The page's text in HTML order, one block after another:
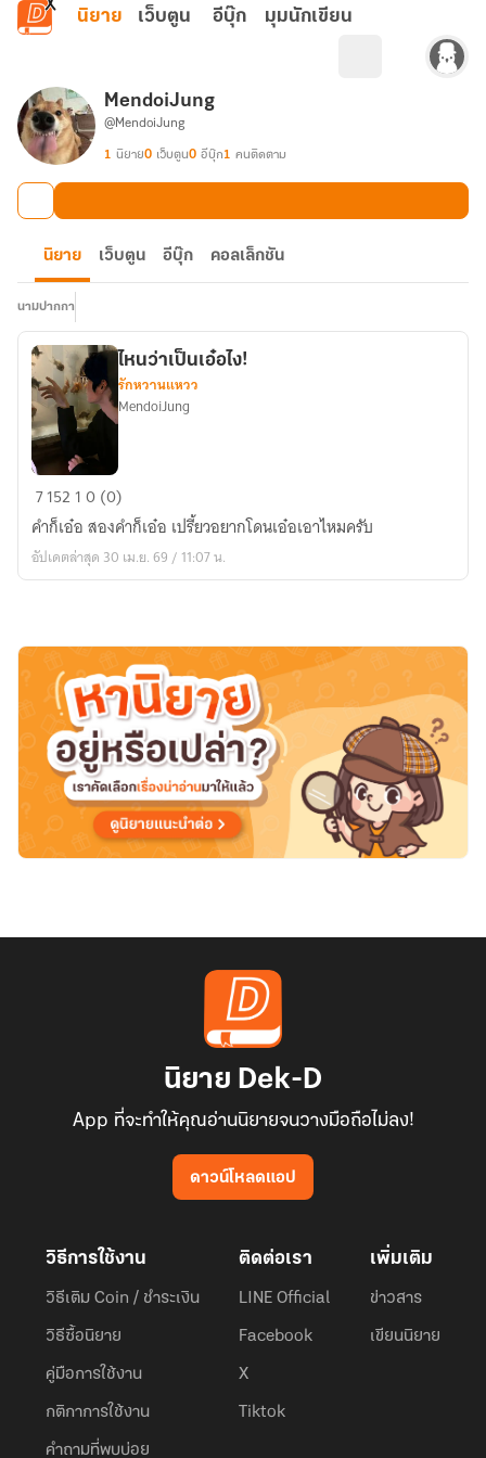
ข้ามไปยังเนื้อหาหลัก
นิยาย เว็บตูน อีบุ๊ก มุมนักเขียน
MendoiJung
@MendoiJung
1 นิยาย0 เว็บตูน0 อีบุ๊ก1 คนติดตาม
นิยาย เว็บตูน อีบุ๊ก คอลเล็กชัน
นามปากกา
ไหน
ว่า
เป็น
เอ๋
ไหนว่าเป็นเอ๋อไง!
รักหวานแหวว
MendoiJung
7152 10 (0)
คำก็เอ๋อ สองคำก็เอ๋อ เปรี้ยวอยากโดนเอ๋อเอาไหมครับ
อัปเดตล่าสุด 30 เม.ย. 69 / 11:07 น.
นิยาย Dek-D
App ที่จะทำให้คุณอ่านนิยายจนวางมือถือไม่ลง!
ดาวน์โหลดแอป
วิธีการใช้งาน
วิธีเติม Coin / ชำระเงิน
วิธีซื้อนิยาย
คู่มือการใช้งาน
กติกาการใช้งาน
คำถามที่พบบ่อย
ติดต่อเรา
LINE Official
Facebook
X
Tiktok
เพิ่มเติม
ข่าวสาร
เขียนนิยาย